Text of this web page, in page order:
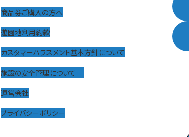
商品券ご購入の方へ
遊園地利用約款
カスタマーハラスメント基本方針について
施設の安全管理について
運営会社
プライバシーポリシー